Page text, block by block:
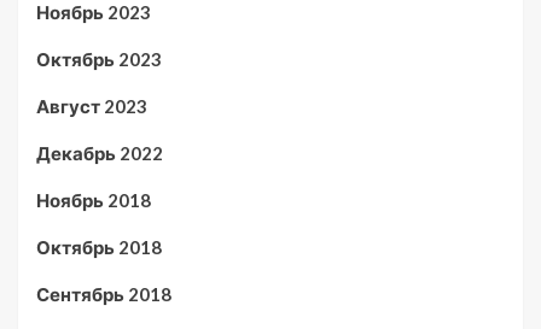
Ноябрь 2023
Октябрь 2023
Август 2023
Декабрь 2022
Ноябрь 2018
Октябрь 2018
Сентябрь 2018